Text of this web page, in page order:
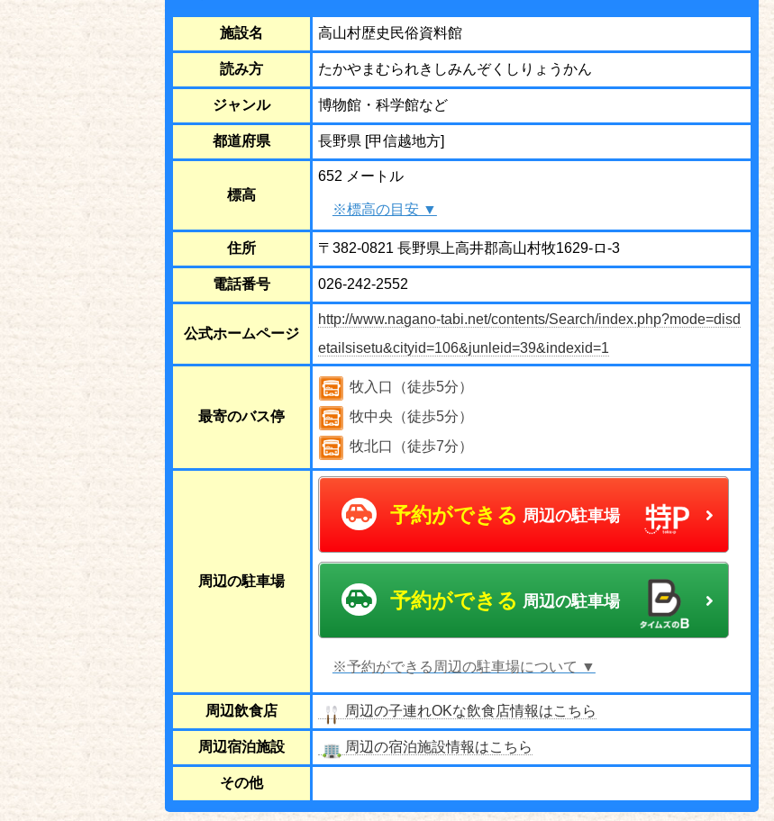
施設名 高山村歴史民俗資料館
読み方 たかやまむられきしみんぞくしりょうかん
ジャンル 博物館・科学館など
都道府県 長野県 [甲信越地方]
標高
652 メートル
※標高の目安 ▼
住所 〒382-0821 長野県上高井郡高山村牧1629-ロ-3
電話番号 026-242-2552
公式ホームページ
http://www.nagano-tabi.net/contents/Search/index.php?mode=disd
etailsisetu&cityid=106&junleid=39&indexid=1
最寄のバス停
牧入口（徒歩5分）
牧中央（徒歩5分）
牧北口（徒歩7分）
周辺の駐車場
予約ができる 周辺の駐車場
予約ができる 周辺の駐車場
※予約ができる周辺の駐車場について ▼
周辺飲食店 周辺の子連れOKな飲食店情報はこちら
周辺宿泊施設 周辺の宿泊施設情報はこちら
その他